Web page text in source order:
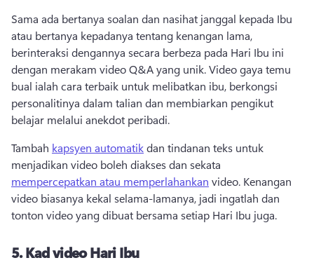
Sama ada bertanya soalan dan nasihat janggal kepada Ibu
atau bertanya kepadanya tentang kenangan lama,
berinteraksi dengannya secara berbeza pada Hari Ibu ini
dengan merakam video Q&A yang unik. Video gaya temu
bual ialah cara terbaik untuk melibatkan ibu, berkongsi
personalitinya dalam talian dan membiarkan pengikut
belajar melalui anekdot peribadi.
Tambah kapsyen automatik dan tindanan teks untuk
menjadikan video boleh diakses dan sekata
mempercepatkan atau memperlahankan video. Kenangan
video biasanya kekal selama-lamanya, jadi ingatlah dan
tonton video yang dibuat bersama setiap Hari Ibu juga.
5.Kad video Hari Ibu